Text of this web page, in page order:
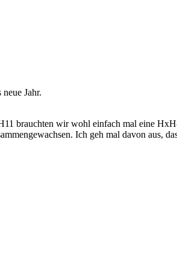
Jahr.
brauchten wir wohl einfach mal eine
Ich geh mal davon aus,